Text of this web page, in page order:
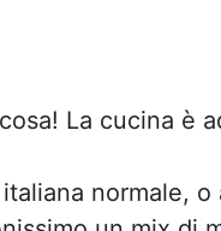
La cucina è
normale,